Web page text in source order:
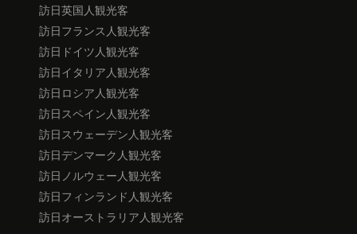
訪日英国人観光客
訪日フランス人観光客
訪日ドイツ人観光客
訪日イタリア人観光客
訪日ロシア人観光客
訪日スペイン人観光客
訪日スウェーデン人観光客
訪日デンマーク人観光客
訪日ノルウェー人観光客
訪日フィンランド人観光客
訪日オーストラリア人観光客